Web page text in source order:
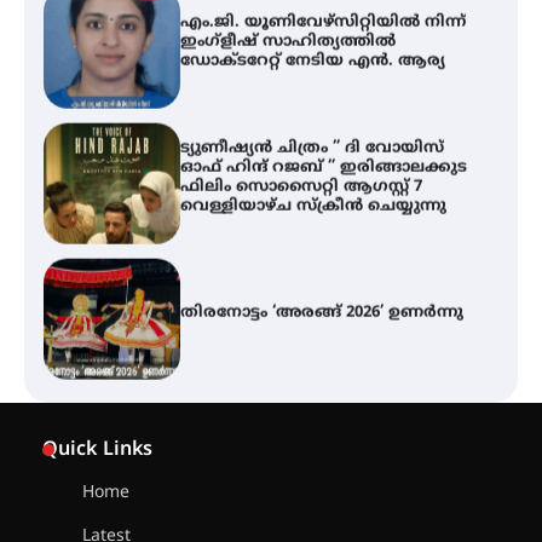
എം.ജി. യൂണിവേഴ്‌സിറ്റിയിൽ നിന്ന്
ഇംഗ്ളീഷ് സാഹിത്യത്തിൽ
ഡോക്ടറേറ്റ് നേടിയ എൻ. ആര്യ
ട്യുണീഷ്യൻ ചിത്രം ” ദി വോയിസ്
ഓഫ് ഹിന്ദ് റജബ് ” ഇരിങ്ങാലക്കുട
ഫിലിം സൊസൈറ്റി ആഗസ്റ്റ് 7
വെള്ളിയാഴ്ച സ്‌ക്രീൻ ചെയ്യുന്നു
തിരനോട്ടം ‘അരങ്ങ് 2026’ ഉണർന്നു
Quick Links
Home
Latest